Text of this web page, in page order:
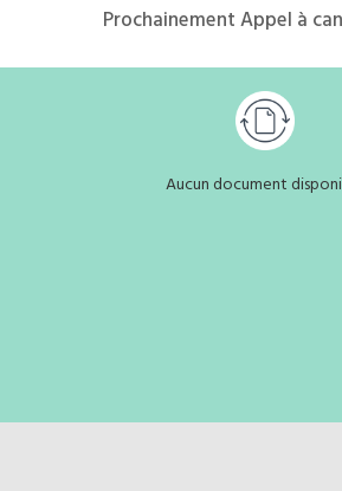
Prochainement Appel à
Aucun document